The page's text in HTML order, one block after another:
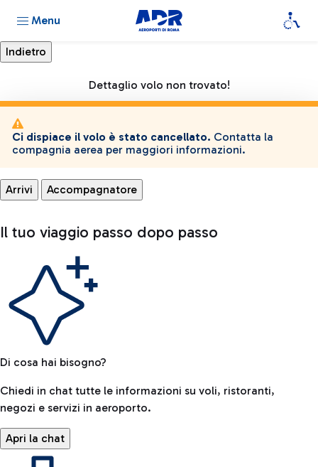
Menu
Dettaglio volo non trovato!
Ci dispiace il volo è stato cancellato. Contatta la
compagnia aerea per maggiori informazioni.
Arrivi Accompagnatore
Il tuo viaggio passo dopo passo
Di cosa hai bisogno?
Chiedi in chat tutte le informazioni su voli, ristoranti,
negozi e servizi in aeroporto.
Apri la chat